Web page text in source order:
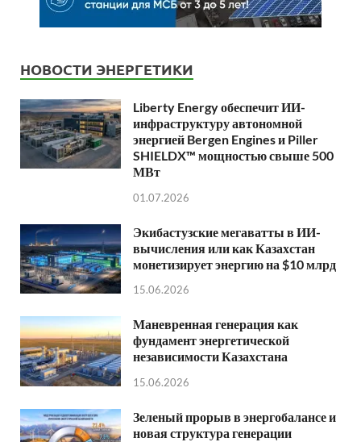
НОВОСТИ ЭНЕРГЕТИКИ
Liberty Energy обеспечит ИИ-
инфраструктуру автономной
энергией Bergen Engines и Piller
SHIELDX™ мощностью свыше 500
МВт
01.07.2026
Экибастузские мегаватты в ИИ-
вычисления или как Казахстан
монетизирует энергию на $10 млрд
15.06.2026
Маневренная генерация как
фундамент энергетической
независимости Казахстана
15.06.2026
Зеленый прорыв в энергобалансе и
новая структура генерации